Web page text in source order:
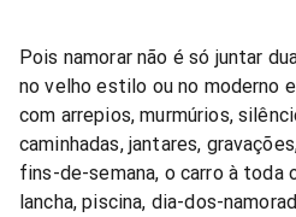
Pois namorar não é só juntar
no velho estilo ou no moderno
com arrepios, murmúrios,
caminhadas, jantares,
fins-de-semana, o carro à toda
lancha, piscina, dia-dos-